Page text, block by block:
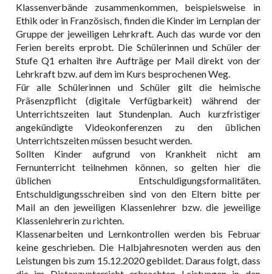
Klassenverbände zusammenkommen, beispielsweise in
Ethik oder in Französisch, finden die Kinder im Lernplan der
Gruppe der jeweiligen Lehrkraft. Auch das wurde vor den
Ferien bereits erprobt. Die Schülerinnen und Schüler der
Stufe Q1 erhalten ihre Aufträge per Mail direkt von der
Lehrkraft bzw. auf dem im Kurs besprochenen Weg.
Für alle Schülerinnen und Schüler gilt die heimische
Präsenzpflicht (digitale Verfügbarkeit) während der
Unterrichtszeiten laut Stundenplan. Auch kurzfristiger
angekündigte Videokonferenzen zu den üblichen
Unterrichtszeiten müssen besucht werden.
Sollten Kinder aufgrund von Krankheit nicht am
Fernunterricht teilnehmen können, so gelten hier die
üblichen Entschuldigungsformalitäten.
Entschuldigungsschreiben sind von den Eltern bitte per
Mail an den jeweiligen Klassenlehrer bzw. die jeweilige
Klassenlehrerin zu richten.
Klassenarbeiten und Lernkontrollen werden bis Februar
keine geschrieben. Die Halbjahresnoten werden aus den
Leistungen bis zum 15.12.2020 gebildet. Daraus folgt, dass